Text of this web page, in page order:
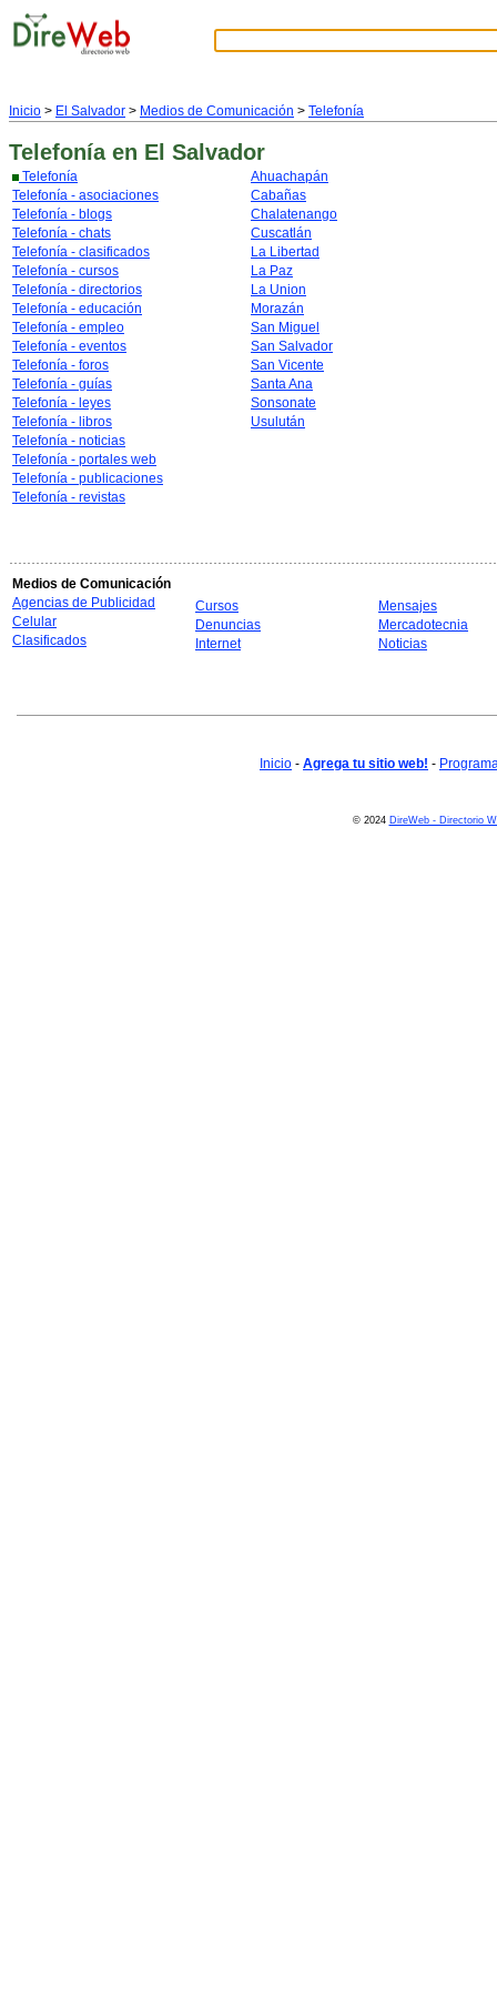
Inicio > El Salvador > Medios de Comunicación > Telefonía
Telefonía en El Salvador
Telefonía
Telefonía - asociaciones
Telefonía - blogs
Telefonía - chats
Telefonía - clasificados
Telefonía - cursos
Telefonía - directorios
Telefonía - educación
Telefonía - empleo
Telefonía - eventos
Telefonía - foros
Telefonía - guías
Telefonía - leyes
Telefonía - libros
Telefonía - noticias
Telefonía - portales web
Telefonía - publicaciones
Telefonía - revistas
Ahuachapán
Cabañas
Chalatenango
Cuscatlán
La Libertad
La Paz
La Union
Morazán
San Miguel
San Salvador
San Vicente
Santa Ana
Sonsonate
Usulután
Medios de Comunicación
Agencias de Publicidad
Celular
Clasificados
Cursos
Denuncias
Internet
Mensajes
Mercadotecnia
Noticias
Inicio - Agrega tu sitio web! -
© 2024 DireWeb - Directorio